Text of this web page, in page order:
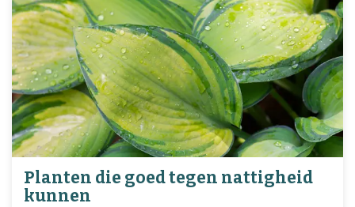
Planten die goed tegen nattigheid
kunnen